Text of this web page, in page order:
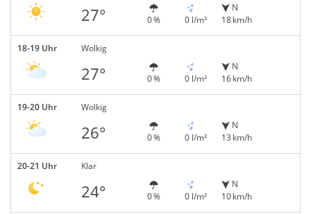
27° 0 % 0 l/m²
N
18 km/h
18-19 Uhr Wolkig
27° 0 % 0 l/m²
N
16 km/h
19-20 Uhr Wolkig
26° 0 % 0 l/m²
N
13 km/h
20-21 Uhr Klar
24° 0 % 0 l/m²
N
10 km/h